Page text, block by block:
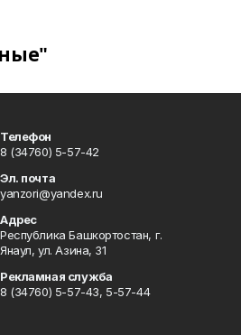
Телефон
8 (34760) 5-57-42
Эл. почта
yanzori@yandex.ru
Адрес
Республика Башкортостан, г.
Янаул, ул. Азина, 31
Рекламная служба
8 (34760) 5-57-43, 5-57-44